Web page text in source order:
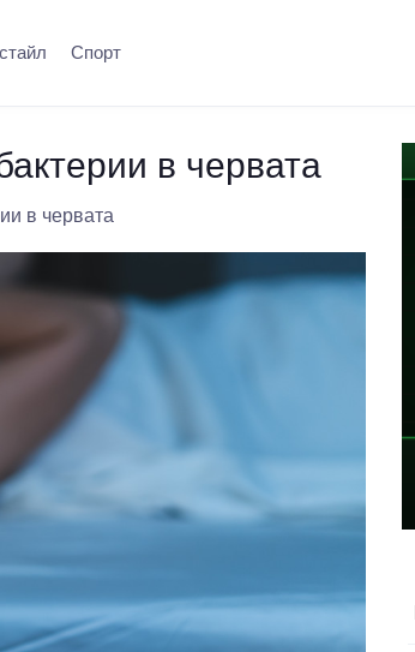
Спорт
в червата
в червата